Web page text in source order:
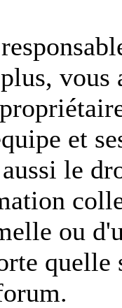
vous
et
le
ou